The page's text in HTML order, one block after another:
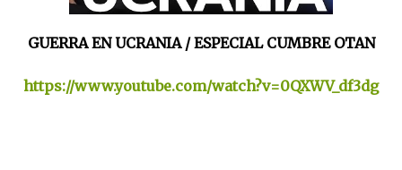
GUERRA EN UCRANIA / ESPECIAL CUMBRE OTAN
https://www.youtube.com/watch?v=0QXWV_df3dg